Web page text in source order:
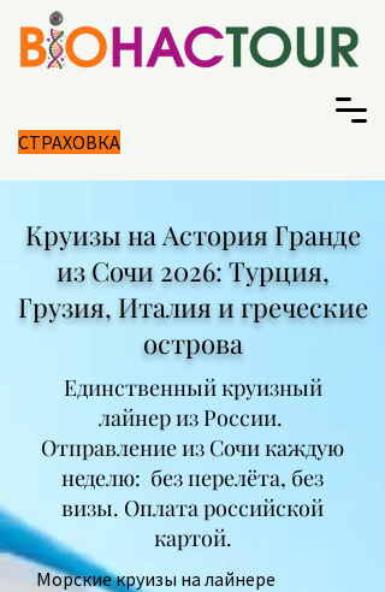
СТРАХОВКА
Круизы на Астория Гранде
из Сочи 2026: Турция,
Грузия, Италия и греческие
острова
Единственный круизный
лайнер из России.
Отправление из Сочи каждую
неделю: без перелёта, без
визы. Оплата российской
картой.
Морские круизы на лайнере